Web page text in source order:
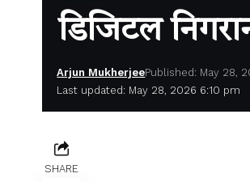
डिजिटल
Last updated: May 28, 2026 6:10 pm
Arjun MukherjeePublished: May 28,
SHARE